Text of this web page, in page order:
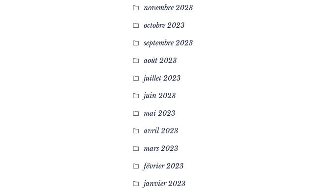
novembre 2023
octobre 2023
septembre 2023
août 2023
juillet 2023
juin 2023
mai 2023
avril 2023
mars 2023
février 2023
janvier 2023